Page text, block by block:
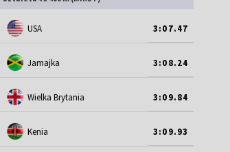
USA 3:07.47
Jamajka 3:08.24
Wielka Brytania 3:09.84
Kenia 3:09.93